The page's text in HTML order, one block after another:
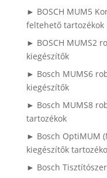
► BOSCH MUM5
feltehető tartozékok
► BOSCH MUMS2
kiegészítők
► Bosch MUMS6
kiegészítők
► Bosch MUMS8
tartozékok
► Bosch OptiMUM
kiegészítők
► Bosch